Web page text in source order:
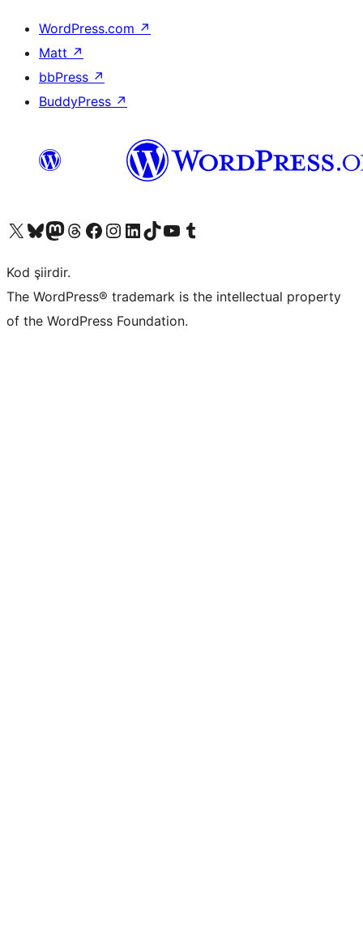
WordPress.com ↗
Matt ↗
bbPress ↗
BuddyPress ↗
X (eski Twitter) hesabımıza bakın
Bluesky hesabımızı ziyaret edinMastodon hesabımızı ziyaret edinThreads hesabımızı ziyaret edinFacebook sayfamızı ziyaret edinInstagram hesabımızı ziyaret edinLinkedIn hesabımızı ziyaret edinTikTok hesabımızı ziyaret edinYouTube kanalımızı ziyaret edinTumblr hesabımızı ziyaret edin
Kod şiirdir.
The WordPress® trademark is the intellectual property
of the WordPress Foundation.